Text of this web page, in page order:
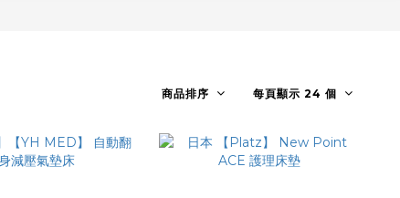
商品排序 每頁顯示 24 個